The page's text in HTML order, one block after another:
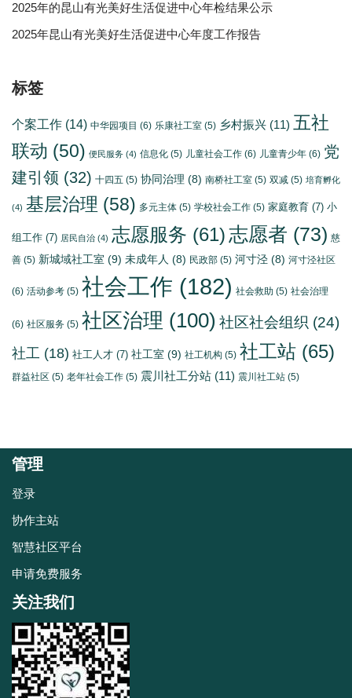
2025年的昆山有光美好生活促进中心年检结果公示
2025年昆山有光美好生活促进中心年度工作报告
标签
个案工作 (14) 中华园项目 (6) 乐康社工室 (5) 乡村振兴 (11) 五社
联动 (50) 便民服务 (4) 信息化 (5) 儿童社会工作 (6) 儿童青少年 (6) 党
建引领 (32) 十四五 (5) 协同治理 (8) 南桥社工室 (5) 双减 (5) 培育孵化
(4) 基层治理 (58) 多元主体 (5) 学校社会工作 (5) 家庭教育 (7) 小
组工作 (7) 居民自治 (4) 志愿服务 (61)志愿者 (73) 慈
善 (5) 新城域社工室 (9) 未成年人 (8) 民政部 (5) 河寸泾 (8) 河寸泾社区
(6) 活动参考 (5) 社会工作 (182) 社会救助 (5) 社会治理
(6) 社区服务 (5) 社区治理 (100) 社区社会组织 (24)
社工 (18) 社工人才 (7) 社工室 (9) 社工机构 (5) 社工站 (65)
群益社区 (5) 老年社会工作 (5) 震川社工分站 (11) 震川社工站 (5)
管理
登录
协作主站
智慧社区平台
申请免费服务
关注我们